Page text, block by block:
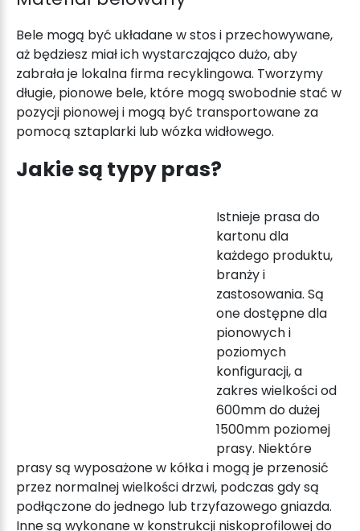
Bele mogą być układane w stos i przechowywane,
aż będziesz miał ich wystarczająco dużo, aby
zabrała je lokalna firma recyklingowa. Tworzymy
długie, pionowe bele, które mogą swobodnie stać w
pozycji pionowej i mogą być transportowane za
pomocą sztaplarki lub wózka widłowego.
Jakie są typy pras?
Istnieje prasa do
kartonu dla
każdego produktu,
branży i
zastosowania. Są
one dostępne dla
pionowych i
poziomych
konfiguracji, a
zakres wielkości od
600mm do dużej
1500mm poziomej
prasy. Niektóre
prasy są wyposażone w kółka i mogą je przenosić
przez normalnej wielkości drzwi, podczas gdy są
podłączone do jednego lub trzyfazowego gniazda.
Inne są wykonane w konstrukcji niskoprofilowej do